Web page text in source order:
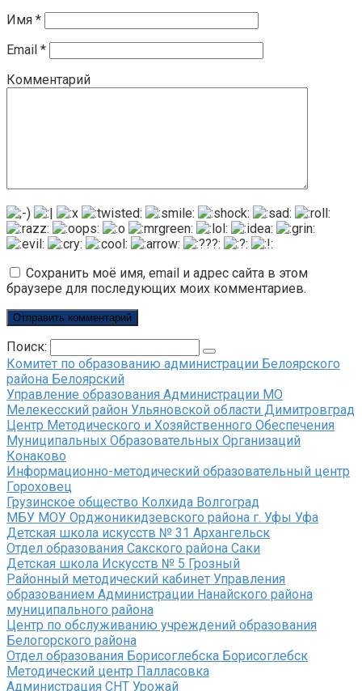
Имя *
Email *
Комментарий
Сохранить моё имя, email и адрес сайта в этом
браузере для последующих моих комментариев.
Поиск:
Комитет по образованию администрации Белоярского
района Белоярский
Управление образования Администрации МО
Мелекесский район Ульяновской области Димитровград
Центр Методического и Хозяйственного Обеспечения
Муниципальных Образовательных Организаций
Конаково
Информационно-методический образовательный центр
Гороховец
Грузинское общество Колхида Волгоград
МБУ МОУ Орджоникидзевского района г. Уфы Уфа
Детская школа искусств № 31 Архангельск
Отдел образования Сакского района Саки
Детская школа Искусств № 5 Грозный
Районный методический кабинет Управления
образованием Администрации Нанайского района
муниципального района
Центр по обслуживанию учреждений образования
Белогорского района
Отдел образования Борисоглебска Борисоглебск
Методический центр Палласовка
Администрация СНТ Урожай